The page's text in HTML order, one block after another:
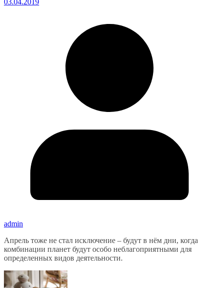
03.04.2019
admin
Апрель тоже не стал исключение – будут в нём дни, когда
комбинации планет будут особо неблагоприятными для
определенных видов деятельности.